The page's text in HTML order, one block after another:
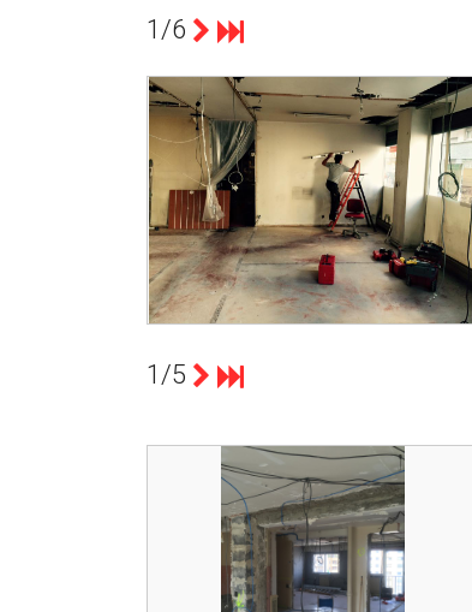
1/6
count(page_images)1
L'ACCUEIL DU MAGASIN S'EST
AGRANDI POUR PROPOSER UNE
SURFACE DE VENTE DE 50 MÈTRES
CARRÉS.
1/5
count(page_images)1
LE PROJET ÉTAIT DE TRANSFORMER
CET APPARTEMENT EN BUREAUX.